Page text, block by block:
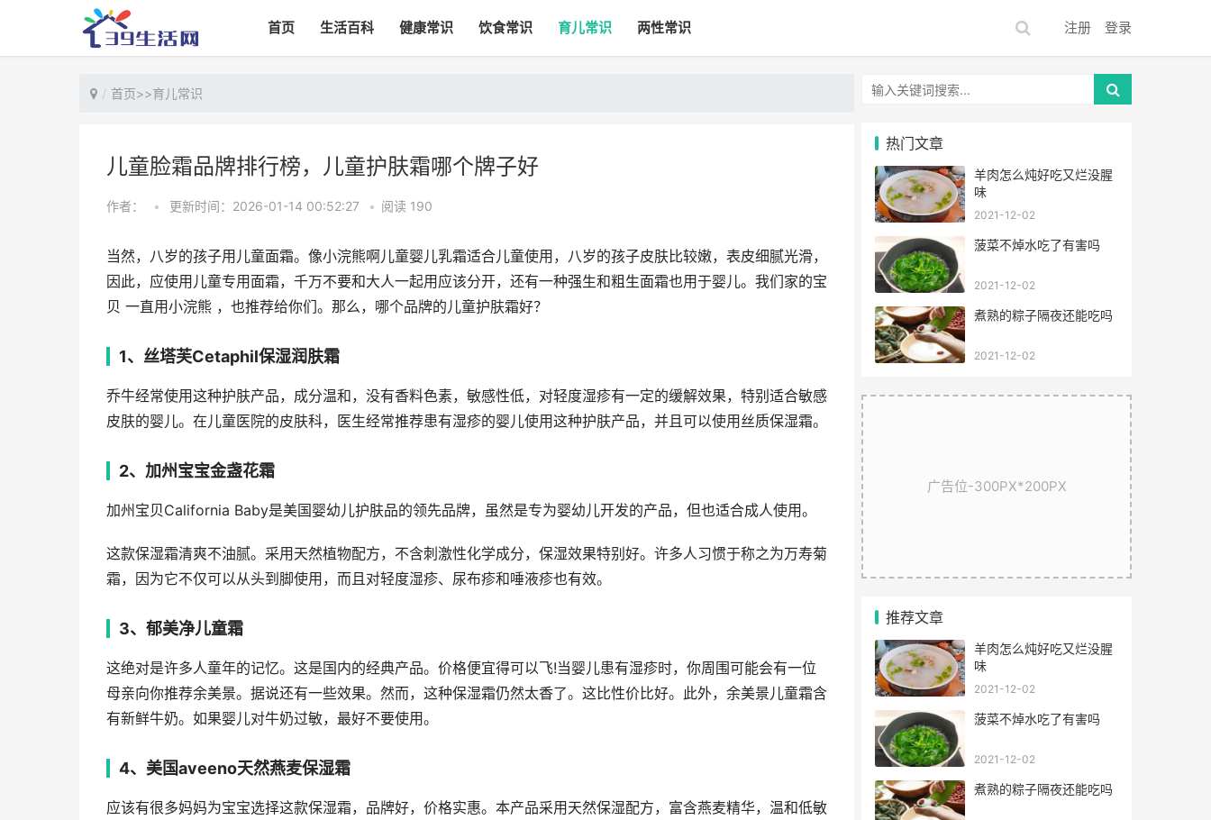
首页 生活百科 健康常识 饮食常识 育儿常识 两性常识 注册 登录
首页>>育儿常识
儿童脸霜品牌排行榜，儿童护肤霜哪个牌子好
作者： • 更新时间：2026-01-14 00:52:27 • 阅读 190
当然，八岁的孩子用儿童面霜。像小浣熊啊儿童婴儿乳霜适合儿童使用，八岁的孩子皮肤比较嫩，表皮细腻光滑，
因此，应使用儿童专用面霜，千万不要和大人一起用应该分开，还有一种强生和粗生面霜也用于婴儿。我们家的宝
贝 一直用小浣熊 ，也推荐给你们。那么，哪个品牌的儿童护肤霜好？
1、丝塔芙Cetaphil保湿润肤霜
乔牛经常使用这种护肤产品，成分温和，没有香料色素，敏感性低，对轻度湿疹有一定的缓解效果，特别适合敏感
皮肤的婴儿。在儿童医院的皮肤科，医生经常推荐患有湿疹的婴儿使用这种护肤产品，并且可以使用丝质保湿霜。
2、加州宝宝金盏花霜
加州宝贝California Baby是美国婴幼儿护肤品的领先品牌，虽然是专为婴幼儿开发的产品，但也适合成人使用。
这款保湿霜清爽不油腻。采用天然植物配方，不含刺激性化学成分，保湿效果特别好。许多人习惯于称之为万寿菊
霜，因为它不仅可以从头到脚使用，而且对轻度湿疹、尿布疹和唾液疹也有效。
3、郁美净儿童霜
这绝对是许多人童年的记忆。这是国内的经典产品。价格便宜得可以飞!当婴儿患有湿疹时，你周围可能会有一位
母亲向你推荐余美景。据说还有一些效果。然而，这种保湿霜仍然太香了。这比性价比好。此外，余美景儿童霜含
有新鲜牛奶。如果婴儿对牛奶过敏，最好不要使用。
4、美国aveeno天然燕麦保湿霜
应该有很多妈妈为宝宝选择这款保湿霜，品牌好，价格实惠。本产品采用天然保湿配方，富含燕麦精华，温和低敏
热门文章
羊肉怎么炖好吃又烂没腥
味
2021-12-02
菠菜不焯水吃了有害吗
2021-12-02
煮熟的粽子隔夜还能吃吗
2021-12-02
广告位-300PX*200PX
推荐文章
羊肉怎么炖好吃又烂没腥
味
2021-12-02
菠菜不焯水吃了有害吗
2021-12-02
煮熟的粽子隔夜还能吃吗